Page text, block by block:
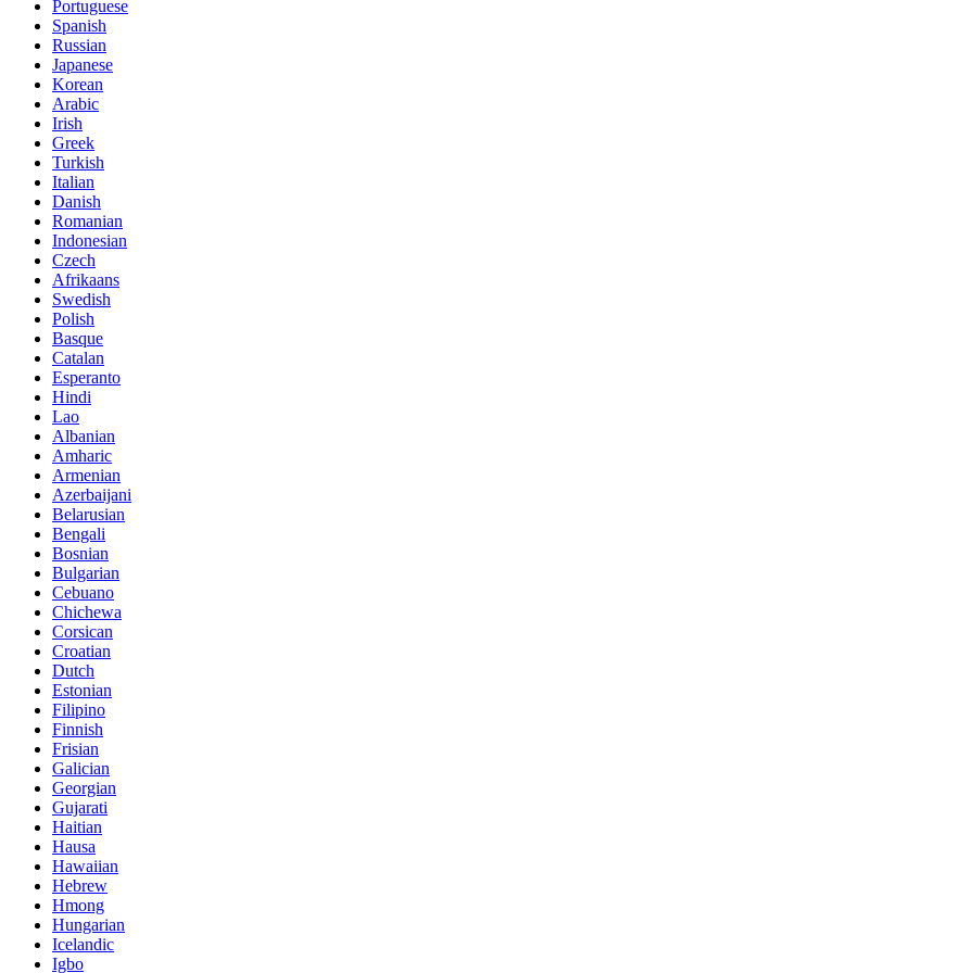
Portuguese
Spanish
Russian
Japanese
Korean
Arabic
Irish
Greek
Turkish
Italian
Danish
Romanian
Indonesian
Czech
Afrikaans
Swedish
Polish
Basque
Catalan
Esperanto
Hindi
Lao
Albanian
Amharic
Armenian
Azerbaijani
Belarusian
Bengali
Bosnian
Bulgarian
Cebuano
Chichewa
Corsican
Croatian
Dutch
Estonian
Filipino
Finnish
Frisian
Galician
Georgian
Gujarati
Haitian
Hausa
Hawaiian
Hebrew
Hmong
Hungarian
Icelandic
Igbo